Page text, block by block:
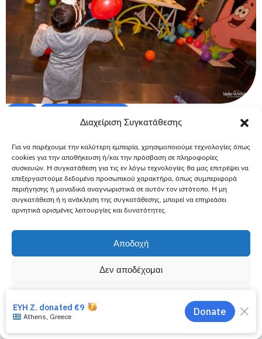
Διαχείριση Συγκατάθεσης
Για να παρέχουμε την καλύτερη εμπειρία, χρησιμοποιούμε τεχνολογίες όπως
cookies για την αποθήκευση ή/και την πρόσβαση σε πληροφορίες
συσκευών. Η συγκατάθεση για τις εν λόγω τεχνολογίες θα μας επιτρέψει να
επεξεργαστούμε δεδομένα προσωπικού χαρακτήρα, όπως συμπεριφορά
περιήγησης ή μοναδικά αναγνωριστικά σε αυτόν τον ιστότοπο. Η μη
συγκατάθεση ή η ανάκληση της συγκατάθεσης, μπορεί να επηρεάσει
αρνητικά ορισμένες λειτουργίες και δυνατότητες.
Αποδοχή
Δεν αποδέχομαι
Πολιτική Απορρήτου
Μπομπ Σφουγγαράκη – παιδί ευχής, 6
Όταν έχεις για φίλο τον Μπομπ Σφουγγαράκη, μόνο άρωμα
θάλασσας και καλοκαιριού μπορούν να έχουν οι μέρες σου.
Η μικρή μας φίλη ζήτησε από τις νεράιδες να διοργανώσουν
ένα party με τον Μπομ για να διασκεδάσουν με χορό και
παιχνίδια.